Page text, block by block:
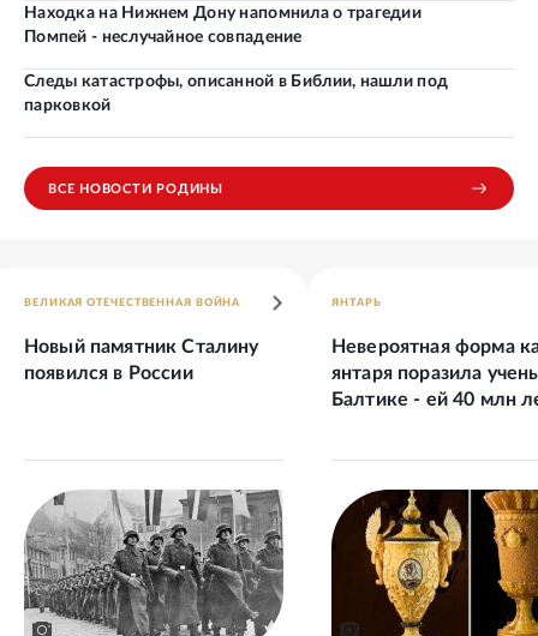
Находка на Нижнем Дону напомнила о трагедии
Помпей - неслучайное совпадение
Следы катастрофы, описанной в Библии, нашли под
парковкой
ВСЕ НОВОСТИ РОДИНЫ
ВЕЛИКАЯ ОТЕЧЕСТВЕННАЯ ВОЙНА
Новый памятник Сталину
появился в России
ЯНТАРЬ
Невероятная форма
янтаря поразила
Балтике - ей 40 млн